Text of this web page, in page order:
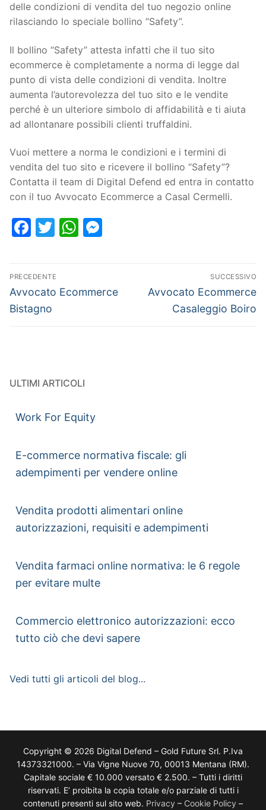
delle condizioni di vendita del tuo negozio online
rilasciando lo speciale bollino “Safety”.
Il bollino “Safety” attesta infatti che il tuo sito
ecommerce è completamente a norma di legge dal
punto di vista delle condizioni di vendita. Inoltre
aumenta l’autorevolezza del tuo sito e le vendite
perché è un ulteriore simbolo di affidabilità e ti aiuta
ad allontanare possibili clienti truffaldini.
Vuoi mettere a norma le condizioni e i termini di
vendita del tuo sito e ricevere il bollino “Safety”?
Contatta il team di Digital Defend ed entra in contatto
con il tuo Avvocato Ecommerce a Casal Cermelli.
Facebook
TwitterWhatsApp
PRECEDENTE
Avvocato Ecommerce
Bistagno
SUCCESSIVO
Avvocato Ecommerce
Casaleggio Boiro
ULTIMI ARTICOLI
Work For Equity
E-commerce normativa fiscale: gli
adempimenti per vendere online
Vendita prodotti alimentari online
autorizzazioni, requisiti e adempimenti
Vendita farmaci online normativa: le 6 regole
per evitare multe
Commercio elettronico autorizzazioni: ecco
tutto ciò che devi sapere
Vedi tutti gli articoli del blog...
Copyright © 2026 Digital Defend – Gold Future Srl. P.Iva
14373321000. – Via Vigne Nuove 70, 00013 Mentana (RM).
Capitale sociale € 10.000 versato € 2.500. – Tutti i diritti
riservati. E’ proibita la copia totale e/o parziale di tutti i
contenuti presenti sul sito web. Privacy – Cookie Policy –